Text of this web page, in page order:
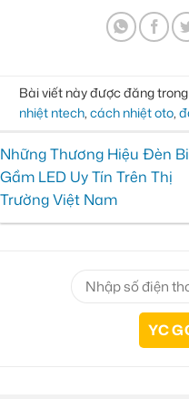
Bài viết này được đăng trong
nhiệt ntech cách nhiệt oto
Những Thương Hiệu Đèn Bi
Gầm LED Uy Tín Trên Thị
Trường Việt Nam